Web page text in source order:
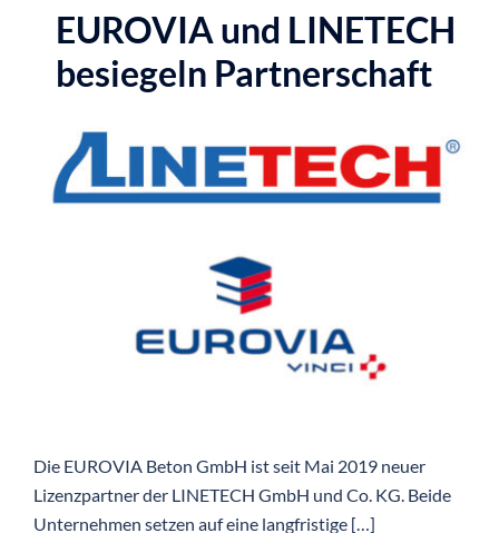
EUROVIA und LINETECH
besiegeln Partnerschaft
Die EUROVIA Beton GmbH ist seit Mai 2019 neuer
Lizenzpartner der LINETECH GmbH und Co. KG. Beide
Unternehmen setzen auf eine langfristige […]